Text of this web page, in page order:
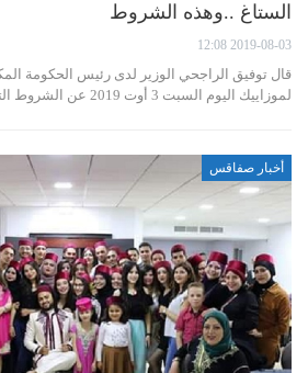
الستاغ ..وهذه الشروط
2019-08-03 12:08
قال توفيق الراجحي الوزير لدى رئيس الحكومة
لموزاييك اليوم السبت 3 أوت 2019 عن الشروط التي…
أخبار صفاقس